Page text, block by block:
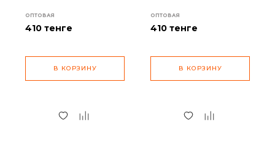
ОПТОВАЯ
410 тенге
В КОРЗИНУ
ОПТОВАЯ
410 тенге
В КОРЗИНУ